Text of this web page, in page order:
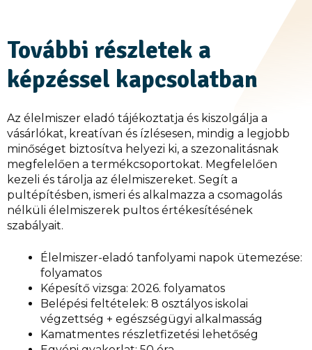
További részletek a
képzéssel kapcsolatban
Az élelmiszer eladó tájékoztatja és kiszolgálja a
vásárlókat, kreatívan és ízlésesen, mindig a legjobb
minőséget biztosítva helyezi ki, a szezonalitásnak
megfelelően a termékcsoportokat. Megfelelően
kezeli és tárolja az élelmiszereket. Segít a
pultépítésben, ismeri és alkalmazza a csomagolás
nélküli élelmiszerek pultos értékesítésének
szabályait.
Élelmiszer-eladó tanfolyami napok ütemezése:
folyamatos
Képesítő vizsga: 2026. folyamatos
Belépési feltételek: 8 osztályos iskolai
végzettség + egészségügyi alkalmasság
Kamatmentes részletfizetési lehetőség